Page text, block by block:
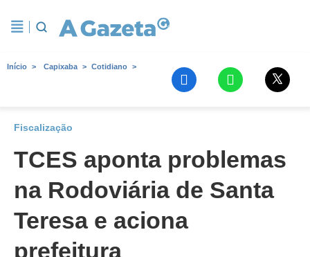
Início Capixaba Cotidiano
Fiscalização
TCES aponta problemas
na Rodoviária de Santa
Teresa e aciona
prefeitura